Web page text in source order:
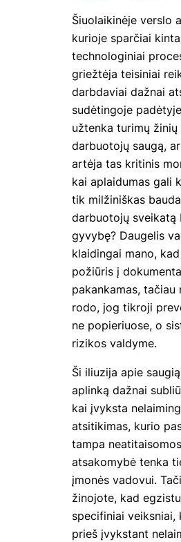
Šiuolaikinėje verslo
kurioje sparčiai kinta
technologiniai
griežtėja teisiniai
darbdaviai dažnai
sudėtingoje
užtenka turimų
darbuotojų saugą,
artėja tas kritinis
kai aplaidumas gali
tik milžiniškas
darbuotojų sveikatą
gyvybę? Daugelis
klaidingai mano,
požiūris į
pakankamas, tačiau
rodo, jog tikroji
ne popieriuose, o
rizikos valdyme.
Ši iliuzija apie
aplinką dažnai
kai įvyksta
atsitikimas, kurio
tampa
atsakomybė tenka
įmonės vadovui.
žinojote, kad
specifiniai veiksniai,
prieš įvykstant